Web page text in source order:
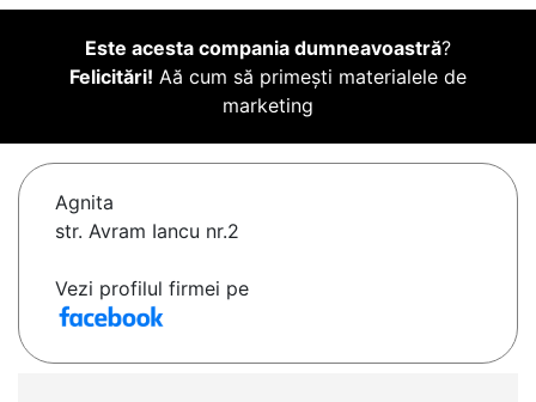
Este acesta compania dumneavoastră?
Felicitări! Aă cum să primești materialele de
marketing
Agnita
str. Avram Iancu nr.2
Vezi profilul firmei pe